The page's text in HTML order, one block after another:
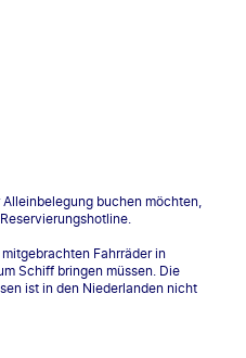
buchen möchten,
Fahrräder in
Schiff bringen müssen. Die
ist in den Niederlanden nicht